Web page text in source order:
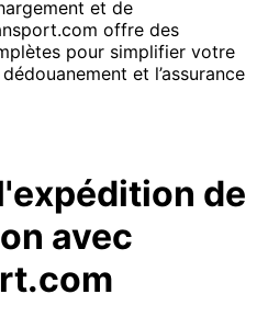
et de
offre des
pour simplifier votre
et l’assurance
de
avec